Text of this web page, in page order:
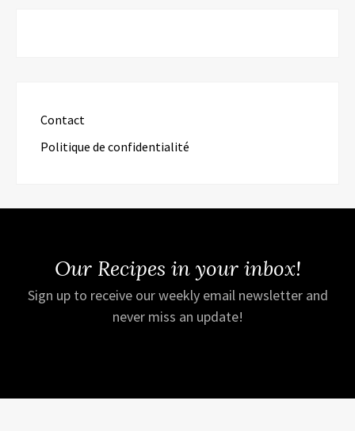
Contact
Politique de confidentialité
Our Recipes in your inbox!
Sign up to receive our weekly email newsletter and
never miss an update!